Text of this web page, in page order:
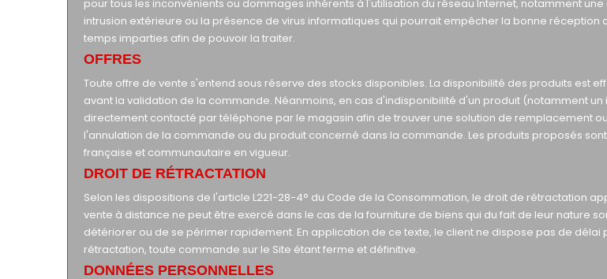
pour tous les inconvénients ou dommages inhérents à l'utilisation du réseau Internet, notamment
intrusion extérieure ou la présence de virus informatiques qui pourrait empêcher la bonne réception
temps imparties afin de pouvoir la traiter.
OFFRES
Toute offre de vente s'entend sous réserve des stocks disponibles. La disponibilité des produits est
avant la validation de la commande. Néanmoins, en cas d'indisponibilité d'un produit (notamment un
directement contacté par téléphone par le magasin afin de trouver une solution de remplacement
l'annulation de la commande ou du produit concerné dans la commande. Les produits proposés
française et communautaire en vigueur.
DROIT DE RÉTRACTATION
Selon les dispositions de l'article L221-28-4° du Code de la Consommation, le droit de rétractation
vente à distance ne peut être exercé dans le cas de la fourniture de biens qui du fait de leur nature
détériorer ou de se périmer rapidement. En application de ce texte, le client ne dispose pas de délai
rétractation, toute commande sur le Site étant ferme et définitive.
DONNÉES PERSONNELLES